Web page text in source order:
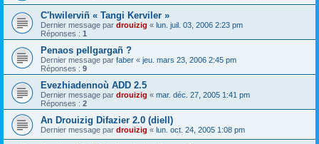
C'hwilerviñ « Tangi Kerviler »
Dernier message par drouizig « lun. juil. 03, 2006 2:23 pm
Réponses : 1
Penaos pellgargañ ?
Dernier message par faber « jeu. mars 23, 2006 2:45 pm
Réponses : 9
Evezhiadennoù ADD 2.5
Dernier message par drouizig « mar. déc. 27, 2005 1:41 pm
Réponses : 2
An Drouizig Difazier 2.0 (diell)
Dernier message par drouizig « lun. oct. 24, 2005 1:08 pm